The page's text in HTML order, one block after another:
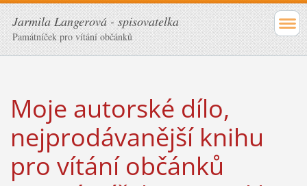
Jarmila Langerová - spisovatelka
Památníček pro vítání občánků
Moje autorské dílo,
nejprodávanější knihu
pro vítání občánků